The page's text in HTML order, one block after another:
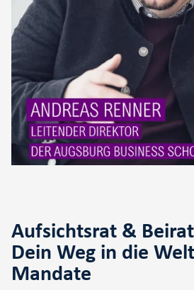
Aufsichtsrat &
Dein Weg in die
Mandate